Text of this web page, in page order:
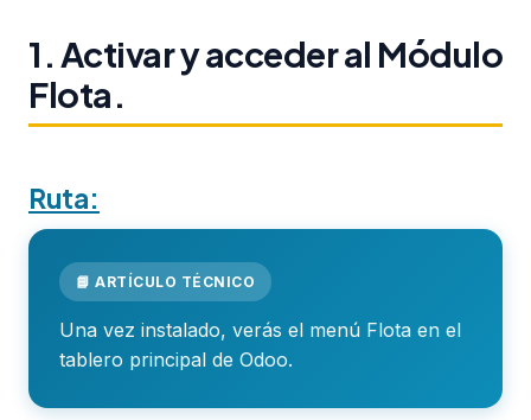
1. Activar y acceder al Módulo
Flota.
Ruta:
📘 ARTÍCULO TÉCNICO
Una vez instalado, verás el menú Flota en el
tablero principal de Odoo.